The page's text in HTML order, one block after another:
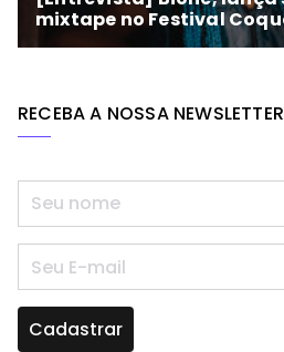
RECEBA A NOSSA NEWSLETTER